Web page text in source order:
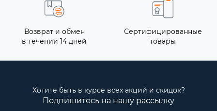
Возврат и обмен
в течении 14 дней
Сертифицированные
товары
Хотите быть в курсе всех акций и скидок?
Подпишитесь на нашу рассылку